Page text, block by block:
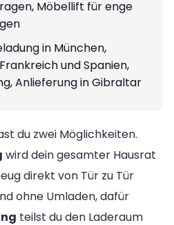
Möbellift für enge
in München,
und Spanien,
Anlieferung in Gibraltar
du zwei Möglichkeiten.
wird dein gesamter Hausrat
direkt von Tür zu Tür
ohne Umladen, dafür
teilst du den Laderaum